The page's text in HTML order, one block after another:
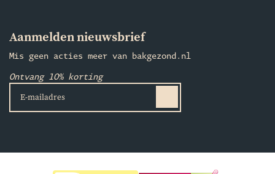
Aanmelden nieuwsbrief
Mis geen acties meer van bakgezond.nl
Ontvang 10% korting